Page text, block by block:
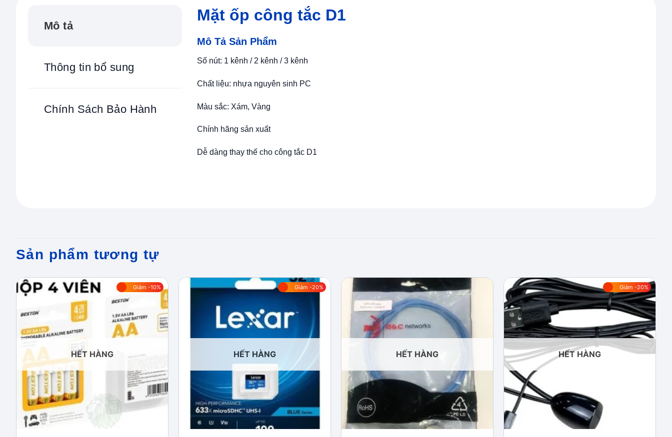
Mô tả
Thông tin bổ sung
Chính Sách Bảo Hành
Mặt ốp công tắc D1
Mô Tả Sản Phẩm
Số nút: 1 kênh / 2 kênh / 3 kênh
Chất liệu: nhựa nguyên sinh PC
Màu sắc: Xám, Vàng
Chính hãng sản xuất
Dễ dàng thay thế cho công tắc D1
Sản phẩm tương tự
Giảm -10%
wishlist
HẾT HÀNG
Giảm -20%
HẾT HÀNG HẾT HÀNG
Giảm -20%
Add to
wishlist
HẾT HÀNG